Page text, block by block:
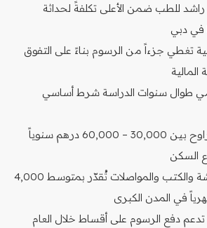
للطب ضمن الأعلى تكلفةً لحداثة
في دبي
تغطي جزءاً من الرسوم بناءً على التفوق
المالية
طوال سنوات الدراسة شرط أساسي
تكاليف السكن تتراوح بين 30,000 – 60,000 درهم سنوياً
السكن
مصروفات المعيشة والكتب والمواصلات تُقدّر بمتوسط 4,000
دفع الرسوم على أقساط خلال العام